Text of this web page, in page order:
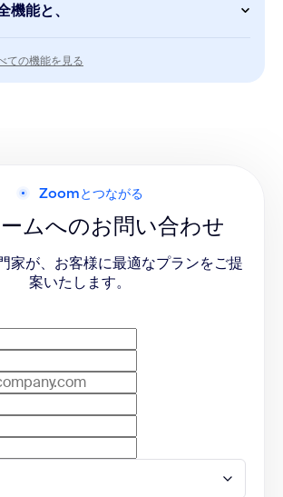
機能と、
キスパートアシスト
オンを見る
ての機能を見る
Zoomとつながる
ムへのお問い合わせ
家が、お客様に最適なプランをご提
案いたします。